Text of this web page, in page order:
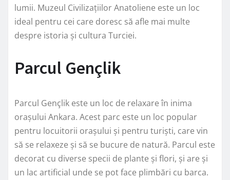
lumii. Muzeul Civilizațiilor Anatoliene este un loc
ideal pentru cei care doresc să afle mai multe
despre istoria și cultura Turciei.
Parcul Gençlik
Parcul Gençlik este un loc de relaxare în inima
orașului Ankara. Acest parc este un loc popular
pentru locuitorii orașului și pentru turiști, care vin
să se relaxeze și să se bucure de natură. Parcul este
decorat cu diverse specii de plante și flori, și are și
un lac artificial unde se pot face plimbări cu barca.